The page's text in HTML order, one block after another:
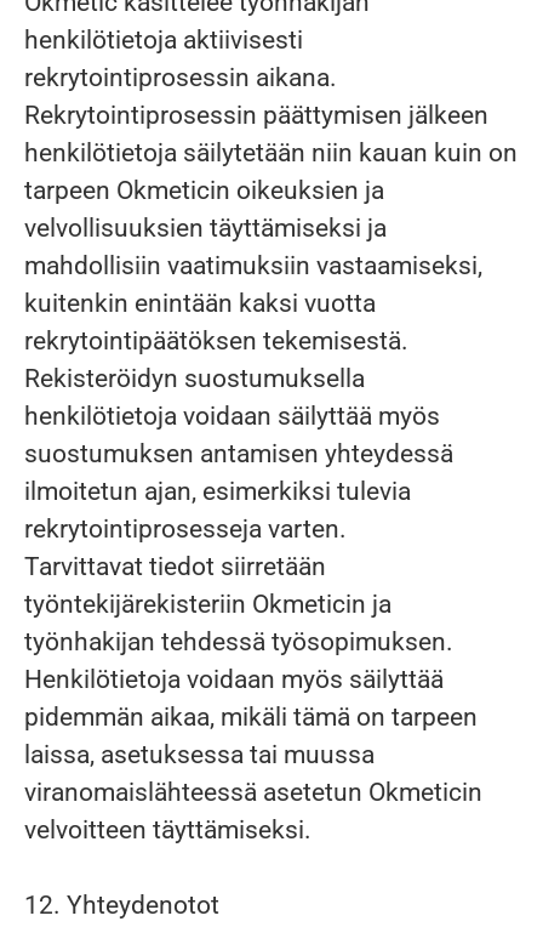
henkilötietoja aktiivisesti
rekrytointiprosessin aikana.
Rekrytointiprosessin päättymisen jälkeen
henkilötietoja säilytetään niin kauan kuin on
tarpeen Okmeticin oikeuksien ja
velvollisuuksien täyttämiseksi ja
mahdollisiin vaatimuksiin vastaamiseksi,
kuitenkin enintään kaksi vuotta
rekrytointipäätöksen tekemisestä.
Rekisteröidyn suostumuksella
henkilötietoja voidaan säilyttää myös
suostumuksen antamisen yhteydessä
ilmoitetun ajan, esimerkiksi tulevia
rekrytointiprosesseja varten.
Tarvittavat tiedot siirretään
työntekijärekisteriin Okmeticin ja
työnhakijan tehdessä työsopimuksen.
Henkilötietoja voidaan myös säilyttää
pidemmän aikaa, mikäli tämä on tarpeen
laissa, asetuksessa tai muussa
viranomaislähteessä asetetun Okmeticin
velvoitteen täyttämiseksi.
12. Yhteydenotot